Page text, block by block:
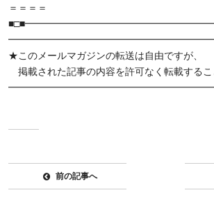
＝＝＝＝
★このメールマガジンの転送は自由ですが、
掲載された記事の内容を許可なく転載するこ
前の記事へ